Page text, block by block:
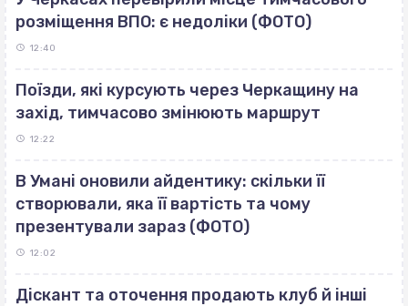
розміщення ВПО: є недоліки (ФОТО)
12:40
Поїзди, які курсують через Черкащину на
захід, тимчасово змінюють маршрут
12:22
В Умані оновили айдентику: скільки її
створювали, яка її вартість та чому
презентували зараз (ФОТО)
12:02
Діскант та оточення продають клуб й інші